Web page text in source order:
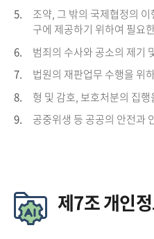
5.
조약, 그 밖의 국제협정의
구에 제공하기 위하여 필요
6.
범죄의 수사와 공소의 제기
7.
법원의 재판업무 수행을 위
8.
형 및 감호, 보호처분의 집
9.
공중위생 등 공공의 안전과
제7조 개인